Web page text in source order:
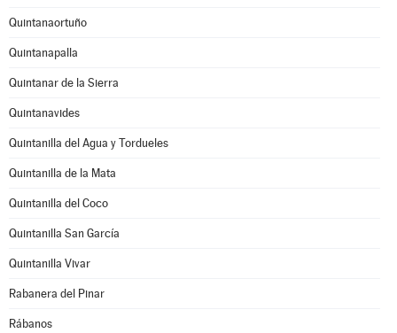
Quintanaortuño
Quintanapalla
Quintanar de la Sierra
Quintanavides
Quintanilla del Agua y Tordueles
Quintanilla de la Mata
Quintanilla del Coco
Quintanilla San García
Quintanilla Vivar
Rabanera del Pinar
Rábanos